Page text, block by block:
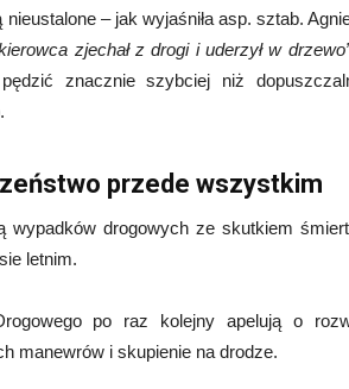
– jak wyjaśniła asp. sztab.
zjechał z drogi i uderzył w
pędzić znacznie szybciej niż
przede wszystkim
wypadków drogowych ze skutkiem
letnim.
po raz kolejny apelują o
manewrów i skupienie na drodze.